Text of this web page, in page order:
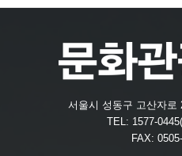
서울시 성동구 고산자로
TEL: 1577-
FAX: